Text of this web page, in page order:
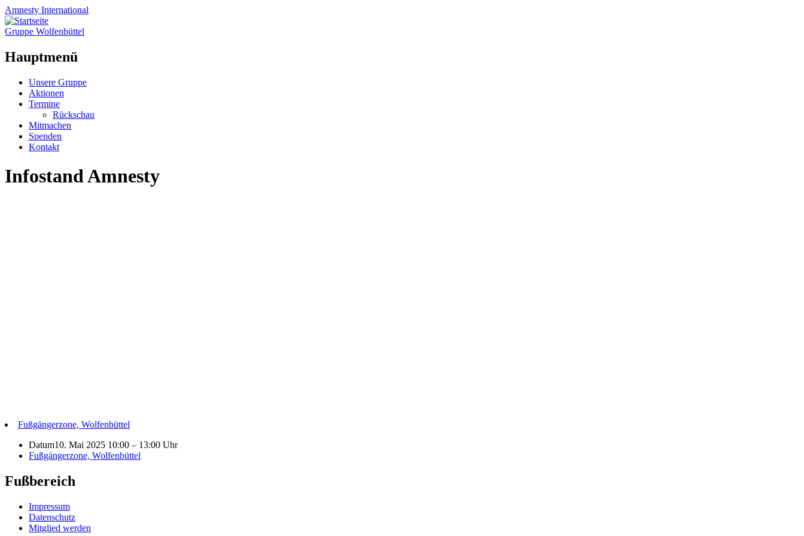
Amnesty International
Gruppe Wolfenbüttel
Hauptmenü
Zum
Inhalt
springen
Unsere Gruppe
Aktionen
Termine
Rückschau
Mitmachen
Spenden
Kontakt
Infostand Amnesty
Fußgängerzone, Wolfenbüttel
Datum10. Mai 2025 10:00 – 13:00 Uhr
Fußgängerzone, Wolfenbüttel
Fußbereich
Impressum
Datenschutz
Mitglied werden